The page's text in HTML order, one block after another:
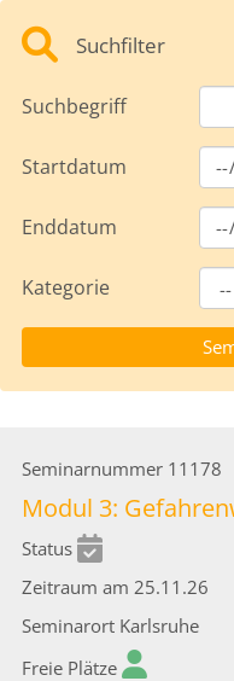
Suchfilter
Suchbegriff
Startdatum
Enddatum
Kategorie
Seminarnummer 11178
Modul 3:
Status
Zeitraum am 25.11.26
Seminarort Karlsruhe
Freie Plätze